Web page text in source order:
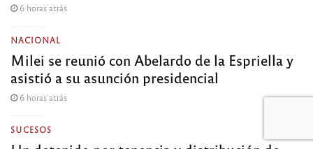
6 horas atrás
NACIONAL
Milei se reunió con Abelardo de la Espriella y
asistió a su asunción presidencial
6 horas atrás
SUCESOS